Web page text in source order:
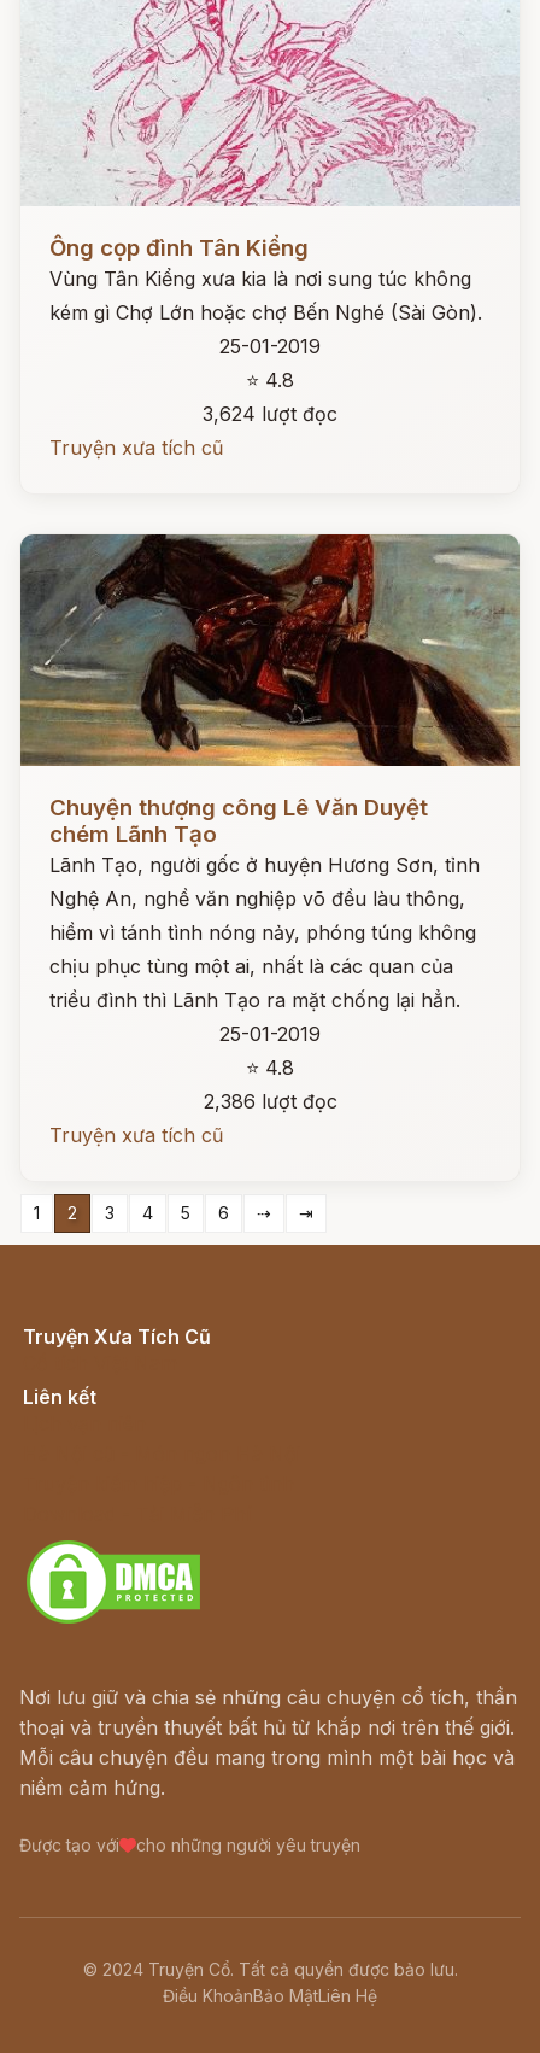
Đọc ngay
Ông cọp đình Tân Kiểng
Vùng Tân Kiểng xưa kia là nơi sung túc không
kém gì Chợ Lớn hoặc chợ Bến Nghé (Sài Gòn).
25-01-2019
⭐ 4.8
3,624 lượt đọc
Truyện xưa tích cũ
Chuyện thượng công Lê Văn Duyệt
chém Lãnh Tạo
Lãnh Tạo, người gốc ở huyện Hương Sơn, tỉnh
Nghệ An, nghề văn nghiệp võ đều làu thông,
hiềm vì tánh tình nóng nảy, phóng túng không
chịu phục tùng một ai, nhất là các quan của
triều đình thì Lãnh Tạo ra mặt chống lại hẳn.
25-01-2019
⭐ 4.8
2,386 lượt đọc
Truyện xưa tích cũ
1 2 3 4 5 6 ⇢ ⇥
Truyện Xưa Tích Cũ
Liên kết
Nơi lưu giữ và chia sẻ những câu chuyện cổ tích, thần
thoại và truyền thuyết bất hủ từ khắp nơi trên thế giới.
Mỗi câu chuyện đều mang trong mình một bài học và
niềm cảm hứng.
Được tạo với cho những người yêu truyện
© 2024 Truyện Cổ. Tất cả quyền được bảo lưu.
Điều KhoảnBảo MậtLiên Hệ